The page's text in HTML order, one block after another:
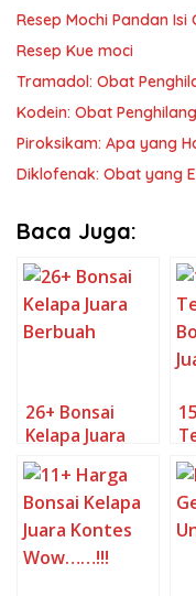
Resep Mochi Pandan
Resep Kue moci
Tramadol: Obat
Kodein: Obat
Piroksikam: Apa yang
Diklofenak: Obat yang
Baca Juga:
26+ Bonsai
Kelapa Juara
Berbuah